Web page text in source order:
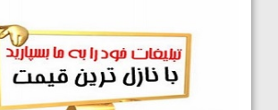
کشتی فرنگی نوجوانان جهان؛ سکوی تیمی
سوم برای ایران
1405/05/07